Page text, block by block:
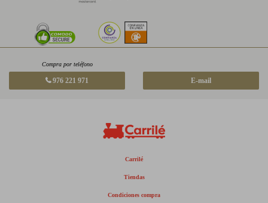
Compra por teléfono
976 221 971 E-mail
Carrilé
Tiendas
Condiciones compra